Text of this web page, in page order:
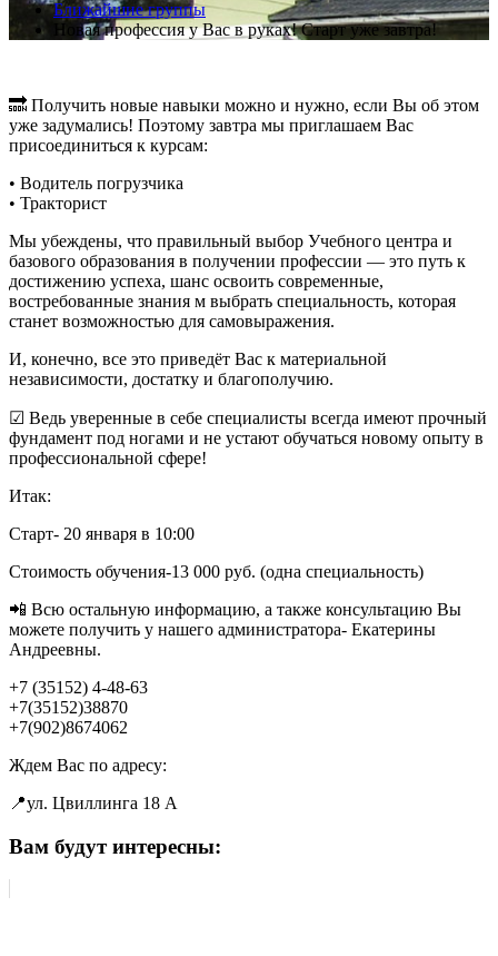
Ближайшие группы
Новая профессия у Вас в руках! Старт уже завтра!
🔜 Получить новые навыки можно и нужно, если Вы об этом
уже задумались! Поэтому завтра мы приглашаем Вас
присоединиться к курсам:
• Водитель погрузчика
• Тракторист
Мы убеждены, что правильный выбор Учебного центра и
базового образования в получении профессии — это путь к
достижению успеха, шанс освоить современные,
востребованные знания м выбрать специальность, которая
станет возможностью для самовыражения.
И, конечно, все это приведёт Вас к материальной
независимости, достатку и благополучию.
☑ Ведь уверенные в себе специалисты всегда имеют прочный
фундамент под ногами и не устают обучаться новому опыту в
профессиональной сфере!
Итак:
Старт- 20 января в 10:00
Стоимость обучения-13 000 руб. (одна специальность)
📲 Всю остальную информацию, а также консультацию Вы
можете получить у нашего администратора- Екатерины
Андреевны.
+7 (35152) 4-48-63
+7(35152)38870
+7(902)8674062
Ждем Вас по адресу:
📍ул. Цвиллинга 18 А
Вам будут интересны: